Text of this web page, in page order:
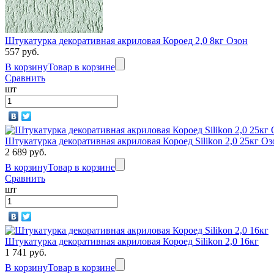
Штукатурка декоративная акриловая Короед 2,0 8кг Озон
557 руб.
В корзинуТовар в корзине
Сравнить
шт
Штукатурка декоративная акриловая Короед Silikon 2,0 25кг
2 689 руб.
В корзинуТовар в корзине
Сравнить
шт
Штукатурка декоративная акриловая Короед Silikon 2,0 16кг
1 741 руб.
В корзинуТовар в корзине